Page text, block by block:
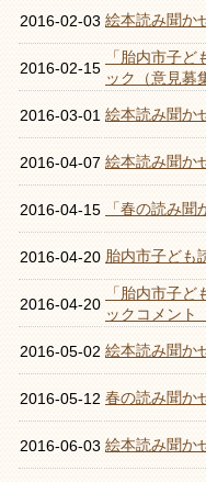
2016-02-03 絵本読み聞か
2016-02-15
「胎内市子
ック（意見募
2016-03-01 絵本読み聞か
2016-04-07 絵本読み聞か
2016-04-15 「春の読み
2016-04-20 胎内市子ども
2016-04-20
「胎内市子
ックコメント
2016-05-02 絵本読み聞か
2016-05-12 春の読み聞か
2016-06-03 絵本読み聞か